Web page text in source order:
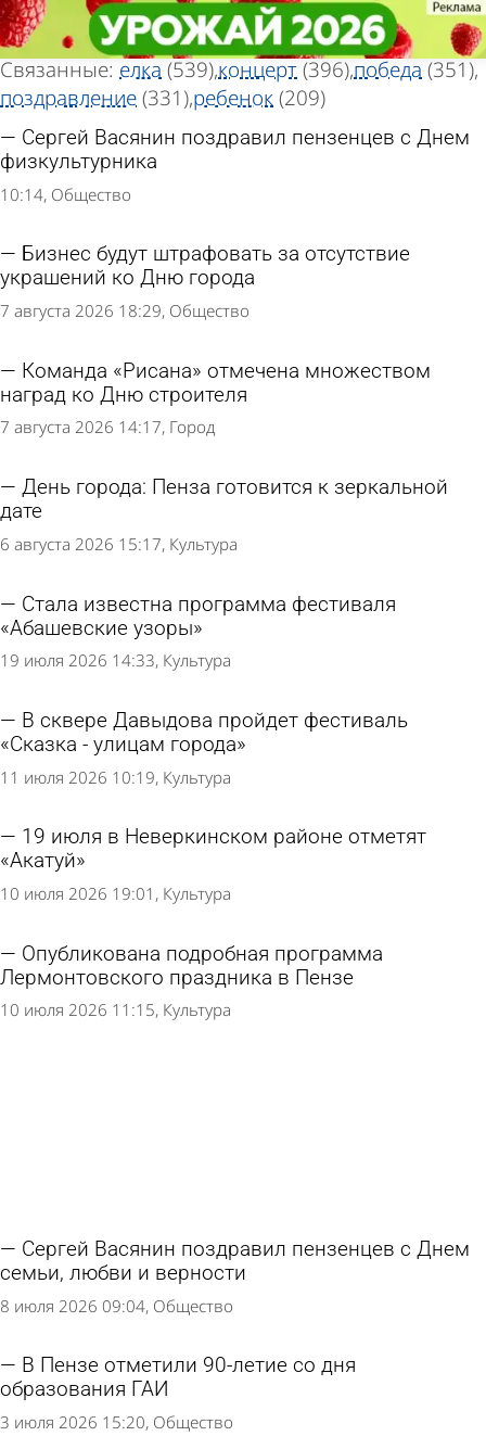
«Праздник»
Тег новостей
Всего найдено 7543 новости
Связанные: елка (539)концерт(396)победа (351)
поздравление(331)ребенок(209)
Сергей Васянин поздравил пензенцев с Днем
физкультурника
10:14 Общество
Бизнес будут штрафовать за отсутствие
украшений ко Дню города
7 августа 2026 18:29 Общество
Команда «Рисана» отмечена множеством
наград ко Дню строителя
7 августа 2026 14:17 Город
День города: Пенза готовится к зеркальной
дате
6 августа 2026 15:17 Культура
Стала известна программа фестиваля
«Абашевские узоры»
19 июля 2026 14:33 Культура
В сквере Давыдова пройдет фестиваль
«Сказка - улицам города»
11 июля 2026 10:19 Культура
19 июля в Неверкинском районе отметят
«Акатуй»
10 июля 2026 19:01 Культура
Опубликована подробная программа
Лермонтовского праздника в Пензе
10 июля 2026 11:15 Культура
Сергей Васянин поздравил пензенцев с Днем
семьи, любви и верности
8 июля 2026 09:04 Общество
В Пензе отметили 90-летие со дня
образования ГАИ
3 июля 2026 15:20 Общество
«Праздник»
Тег новостей